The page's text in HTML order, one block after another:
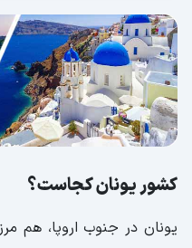
کشور یونان کجاست؟
یونان در جنوب اروپا، هم